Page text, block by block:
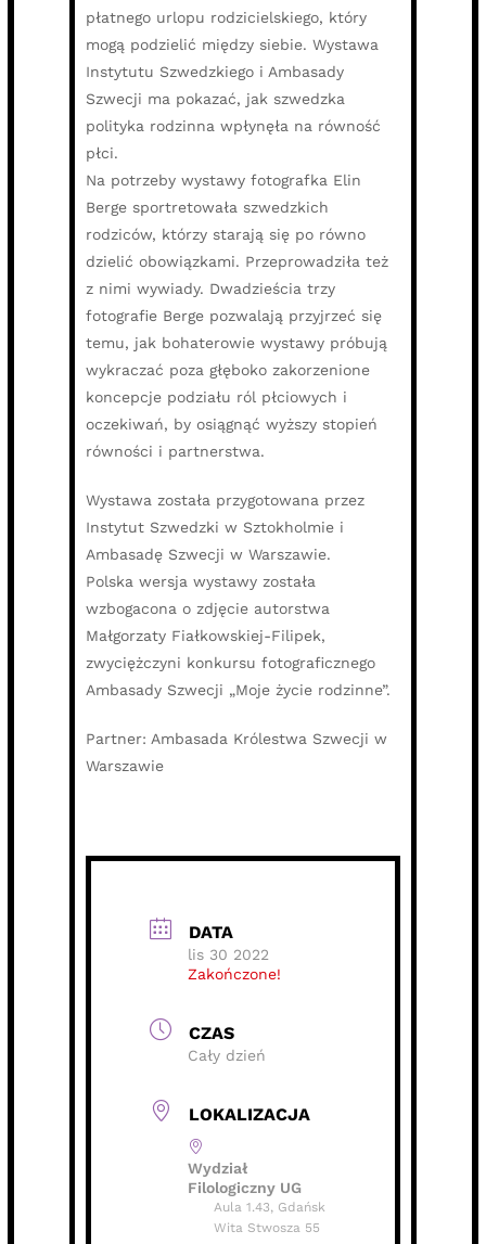
płatnego urlopu rodzicielskiego, który
mogą podzielić między siebie. Wystawa
Instytutu Szwedzkiego i Ambasady
Szwecji ma pokazać, jak szwedzka
polityka rodzinna wpłynęła na równość
płci.
Na potrzeby wystawy fotografka Elin
Berge sportretowała szwedzkich
rodziców, którzy starają się po równo
dzielić obowiązkami. Przeprowadziła też
z nimi wywiady. Dwadzieścia trzy
fotografie Berge pozwalają przyjrzeć się
temu, jak bohaterowie wystawy próbują
wykraczać poza głęboko zakorzenione
koncepcje podziału ról płciowych i
oczekiwań, by osiągnąć wyższy stopień
równości i partnerstwa.
Wystawa została przygotowana przez
Instytut Szwedzki w Sztokholmie i
Ambasadę Szwecji w Warszawie.
Polska wersja wystawy została
wzbogacona o zdjęcie autorstwa
Małgorzaty Fiałkowskiej-Filipek,
zwyciężczyni konkursu fotograficznego
Ambasady Szwecji „Moje życie rodzinne”.
Partner: Ambasada Królestwa Szwecji w
Warszawie
DATA
lis 30 2022
Zakończone!
CZAS
Cały dzień
LOKALIZACJA
Wydział
Filologiczny UG
Aula 1.43, Gdańsk
Wita Stwosza 55